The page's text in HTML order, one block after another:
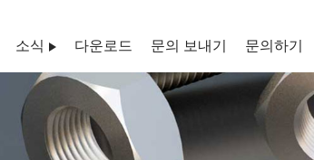
소식 다운로드 문의 보내기 문의하기